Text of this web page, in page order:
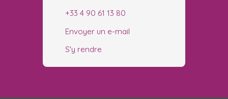
+33 4 90 61 13 80
Envoyer un e-mail
S'y rendre